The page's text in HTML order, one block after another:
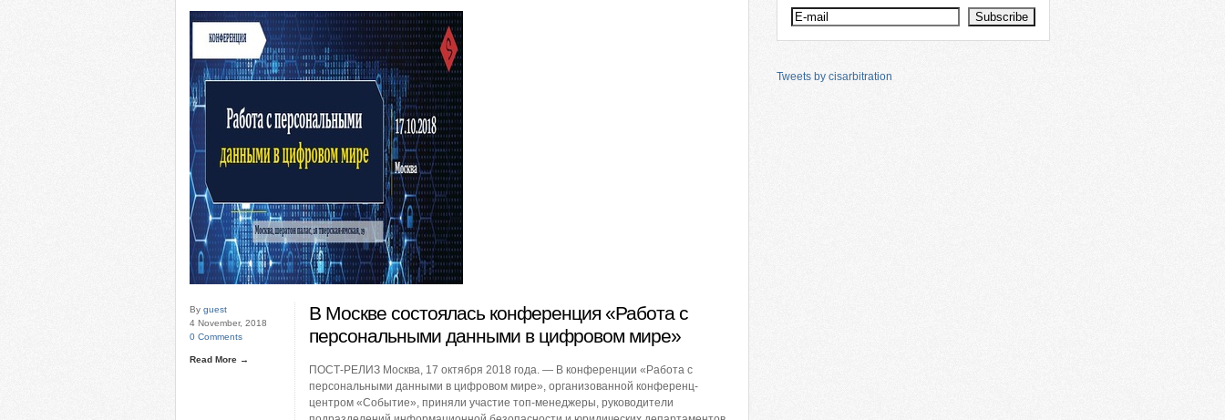
By guest
4 November, 2018
0 Comments
Read More →
В Москве состоялась конференция «Работа с
персональными данными в цифровом мире»
ПОСТ-РЕЛИЗ Москва, 17 октября 2018 года. — В конференции «Работа с
персональными данными в цифровом мире», организованной конференц-
центром «Событие», приняли участие топ-менеджеры, руководители
Tweets by cisarbitration